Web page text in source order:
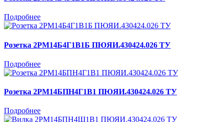
Подробнее
Розетка 2РМ14Б4Г1В1Б ПЮЯИ.430424.026 ТУ
Подробнее
Розетка 2РМ14БПН4Г1В1 ПЮЯИ.430424.026 ТУ
Подробнее